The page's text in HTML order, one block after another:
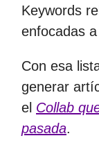
Keywords
enfocadas
Con esa
generar
el Collab
pasada.